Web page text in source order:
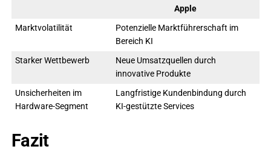
Apple
Marktvolatilität
Potenzielle Marktführerschaft im
Bereich KI
Starker Wettbewerb
Neue Umsatzquellen durch
innovative Produkte
Unsicherheiten im
Hardware-Segment
Langfristige Kundenbindung durch
KI-gestützte Services
Fazit